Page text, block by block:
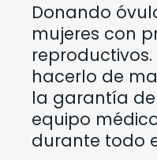
Donando
mujeres con
reproductivos.
hacerlo de
la garantía
equipo
durante todo